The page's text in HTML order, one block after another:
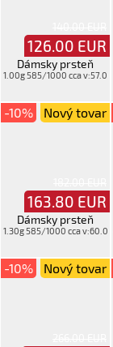
126.00 EUR
Dámsky prsteň
1.00g 585/1000 cca v:57.0
-10%
163.80 EUR
Nový tovar
Dámsky prsteň
1.30g 585/1000 cca v:60.0
-10% Nový tovar